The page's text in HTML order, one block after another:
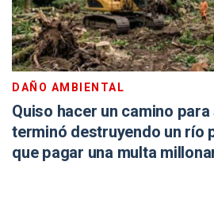
DAÑO AMBIENTAL
Quiso hacer un camino
terminó destruyendo un río
que pagar una multa